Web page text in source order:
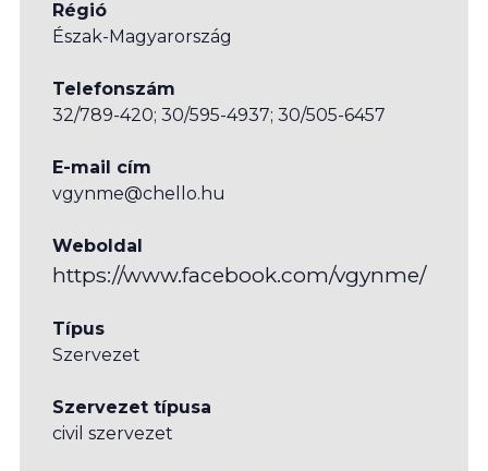
Régió
Észak-Magyarország
Telefonszám
32/789-420; 30/595-4937; 30/505-6457
E-mail cím
vgynme@chello.hu
Weboldal
https://www.facebook.com/vgynme/
Típus
Szervezet
Szervezet típusa
civil szervezet